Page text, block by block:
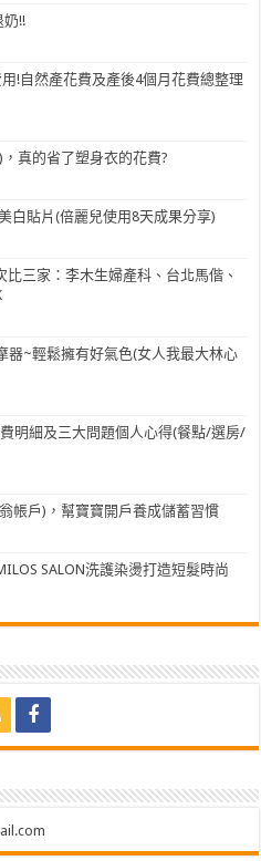
奶!!
!自然產花費及產後4個月花費總整理
真的省了塑身衣的花費?
白貼片(倍麗兒使用8天成果分享)
比三家：李木生婦產科、台北馬偕、
器~輕鬆擁有好氣色(女人我最大林心
明細及三大問題個人心得(餐點/選房/
帳戶)，幫寶寶開戶養成儲蓄習慣
SALON洗護染燙打造短髮時尚